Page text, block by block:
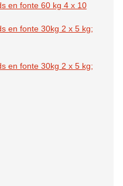
en fonte 60 kg 4 x 10
en fonte 30kg 2 x 5 kg;
en fonte 30kg 2 x 5 kg;